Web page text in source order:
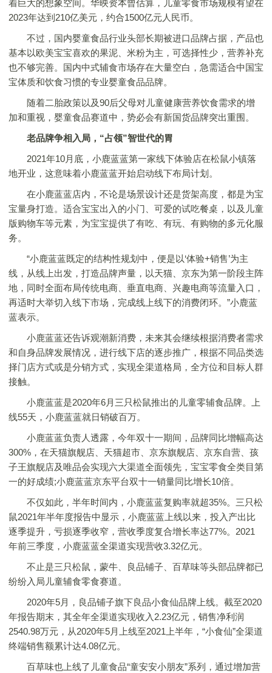
着巨大的想象空间。华映资本曾估算，儿童零食市场规模有望在
2023年达到210亿美元，约合1500亿元人民币。
不过，国内婴童食品行业头部长期被进口品牌占据，产品也
基本以欧美宝宝喜欢的果泥、米粉为主，可选择性少，营养补充
也不够完善。国内中式辅食市场存在大量空白，急需适合中国宝
宝体质和饮食习惯的专业婴童食品品牌。
随着二胎政策以及90后父母对儿童健康营养饮食需求的增
加和重视，婴童食品赛道中，势必会有新国货品牌突出重围。
老品牌争相入局，“占领”智世代的胃
2021年10月底，小鹿蓝蓝第一家线下体验店在松鼠小镇落
地开业，这意味着小鹿蓝蓝开始启动线下布局计划。
在小鹿蓝蓝店内，不论是场景设计还是货架高度，都是为宝
宝量身打造。适合宝宝出入的小门、可爱的试吃餐桌，以及儿童
版购物车等元素，为宝宝提供了有吃、有玩、有购物的多元化服
务。
“小鹿蓝蓝既定的结构性规划中，便是以‘体验+销售’为主
线，从线上出发，打造品牌声量，以天猫、京东为第一阶段主阵
地，同时全面布局传统电商、垂直电商、兴趣电商等流量入口，
再适时大举切入线下市场，完成线上线下的消费闭环。”小鹿蓝
蓝表示。
小鹿蓝蓝还告诉观潮新消费，未来其会继续根据消费者需求
和自身品牌发展情况，进行线下店的逐步推广，根据不同品类选
择门店方式或是分销方式，实现全渠道格局，全方位和目标人群
接触。
小鹿蓝蓝是2020年6月三只松鼠推出的儿童零辅食品牌。上
线55天，小鹿蓝蓝就日销破百万。
小鹿蓝蓝负责人透露，今年双十一期间，品牌同比增幅高达
300%，在天猫旗舰店、天猫超市、京东旗舰店、京东自营、孩
子王旗舰店及唯品会实现六大渠道全面领先，宝宝零食全类目第
一的好成绩;小鹿蓝蓝京东平台双十一销量同比增长10倍。
不仅如此，半年时间内，小鹿蓝蓝复购率就超35%。三只松
鼠2021年半年度报告中显示，小鹿蓝蓝上线以来，投入产出比
逐季提升，亏损逐季收窄，营收季度复合增长率达77%。2021
年前三季度，小鹿蓝蓝全渠道实现营收3.32亿元。
不止是三只松鼠，蒙牛、良品铺子、百草味等头部品牌都已
纷纷入局儿童辅食零食赛道。
2020年5月，良品铺子旗下良品小食仙品牌上线。截至2020
年报告期末，其全年全渠道实现收入2.23亿元，销售净利润
2540.98万元，从2020年5月上线至2021上半年，“小食仙”全渠道
终端销售额累计达4.08亿元。
百草味也上线了儿童食品“童安安小朋友”系列，通过增加营